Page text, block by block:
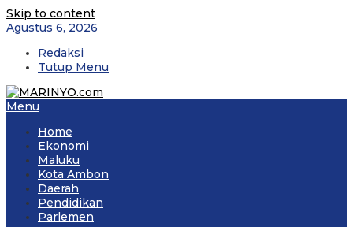
Skip to content
Agustus 6, 2026
Redaksi
Tutup Menu
Menu
Home
Ekonomi
Maluku
Kota Ambon
Daerah
Pendidikan
Parlemen